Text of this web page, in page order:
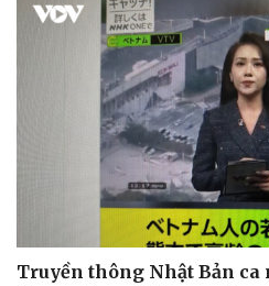
Doanh nghiệp
Truyền thông Nhật Bản ca